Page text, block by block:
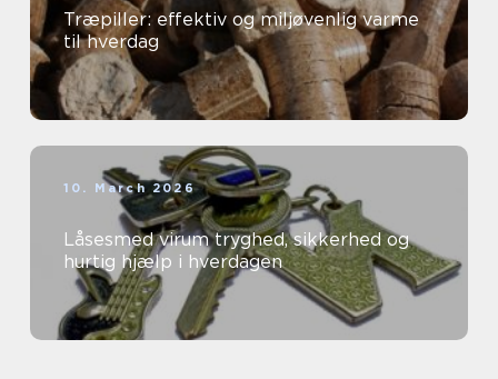
Træpiller: effektiv og miljøvenlig varme
til hverdag
10. March 2026
Låsesmed virum tryghed, sikkerhed og
hurtig hjælp i hverdagen